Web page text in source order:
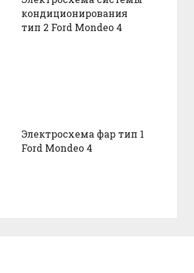
кондиционирования
тип 2 Ford Mondeo 4
Электросхема фар тип 1
Ford Mondeo 4